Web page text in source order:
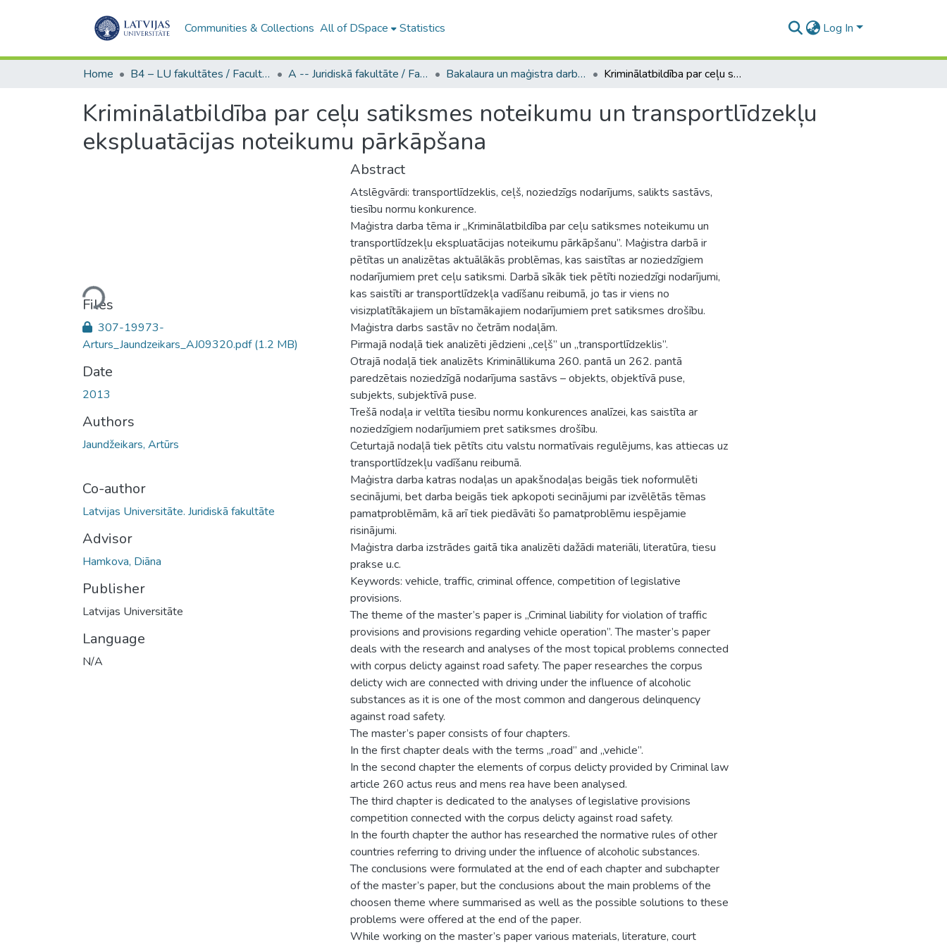
Communities & Collections All of DSpace Statistics Log In
Home B4 – LU fakultātes / Faculties of the UL A -- Juridiskā fakultāte / Faculty of Law Bakalaura un maģistra darbi (JF) / Bachelor's and Master's theses Kriminālatbildība par ceļu satiksmes noteikumu un transportlīdzekļu ekspluatācijas noteikumu pārkāpšana
Kriminālatbildība par ceļu satiksmes noteikumu un transportlīdzekļu
ekspluatācijas noteikumu pārkāpšana
Loading...
Files
307-19973-
Arturs_Jaundzeikars_AJ09320.pdf(1.2 MB)
Date
2013
Authors
Jaundžeikars, Artūrs
Co-author
Latvijas Universitāte. Juridiskā fakultāte
Advisor
Hamkova, Diāna
Publisher
Latvijas Universitāte
Language
N/A
Abstract
Atslēgvārdi: transportlīdzeklis, ceļš, noziedzīgs nodarījums, salikts sastāvs,
tiesību normu konkurence.
Maģistra darba tēma ir „Kriminālatbildība par ceļu satiksmes noteikumu un
transportlīdzekļu ekspluatācijas noteikumu pārkāpšanu”. Maģistra darbā ir
pētītas un analizētas aktuālākās problēmas, kas saistītas ar noziedzīgiem
nodarījumiem pret ceļu satiksmi. Darbā sīkāk tiek pētīti noziedzīgi nodarījumi,
kas saistīti ar transportlīdzekļa vadīšanu reibumā, jo tas ir viens no
visizplatītākajiem un bīstamākajiem nodarījumiem pret satiksmes drošību.
Maģistra darbs sastāv no četrām nodaļām.
Pirmajā nodaļā tiek analizēti jēdzieni „ceļš” un „transportlīdzeklis”.
Otrajā nodaļā tiek analizēts Krimināllikuma 260. pantā un 262. pantā
paredzētais noziedzīgā nodarījuma sastāvs – objekts, objektīvā puse,
subjekts, subjektīvā puse.
Trešā nodaļa ir veltīta tiesību normu konkurences analīzei, kas saistīta ar
noziedzīgiem nodarījumiem pret satiksmes drošību.
Ceturtajā nodaļā tiek pētīts citu valstu normatīvais regulējums, kas attiecas uz
transportlīdzekļu vadīšanu reibumā.
Maģistra darba katras nodaļas un apakšnodaļas beigās tiek noformulēti
secinājumi, bet darba beigās tiek apkopoti secinājumi par izvēlētās tēmas
pamatproblēmām, kā arī tiek piedāvāti šo pamatproblēmu iespējamie
risinājumi.
Maģistra darba izstrādes gaitā tika analizēti dažādi materiāli, literatūra, tiesu
prakse u.c.
Keywords: vehicle, traffic, criminal offence, competition of legislative
provisions.
The theme of the master’s paper is „Criminal liability for violation of traffic
provisions and provisions regarding vehicle operation”. The master’s paper
deals with the research and analyses of the most topical problems connected
with corpus delicty against road safety. The paper researches the corpus
delicty wich are connected with driving under the influence of alcoholic
substances as it is one of the most common and dangerous delinquency
against road safety.
The master’s paper consists of four chapters.
In the first chapter deals with the terms „road” and „vehicle”.
In the second chapter the elements of corpus delicty provided by Criminal law
article 260 actus reus and mens rea have been analysed.
The third chapter is dedicated to the analyses of legislative provisions
competition connected with the corpus delicty against road safety.
In the fourth chapter the author has researched the normative rules of other
countries referring to driving under the influence of alcoholic substances.
The conclusions were formulated at the end of each chapter and subchapter
of the master’s paper, but the conclusions about the main problems of the
choosen theme where summarised as well as the possible solutions to these
problems were offered at the end of the paper.
While working on the master’s paper various materials, literature, court